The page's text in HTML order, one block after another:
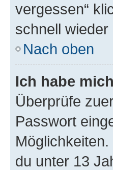
vergessen“
schnell
Nach oben
Ich habe
Überprüfe
Passwort
Möglichkeiten.
du unter 13